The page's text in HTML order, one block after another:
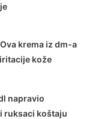
krema iz dm-a
kože
napravio
ruksaci koštaju